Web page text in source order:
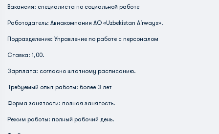
Вакансия: специалиста по социальной работе
Работодатель: Авиакомпания АО «Uzbekistan Airways».
Подразделение: Управление по работе с персоналом
Ставка: 1,00.
Зарплата: согласно штатному расписанию.
Требуемый опыт работы: более 3 лет
Форма занятости: полная занятость.
Режим работы: полный рабочий день.